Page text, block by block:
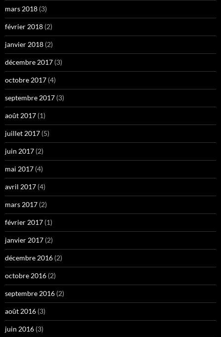
mars 2018 (3)
février 2018 (2)
janvier 2018 (2)
décembre 2017 (3)
octobre 2017 (4)
septembre 2017 (3)
août 2017 (1)
juillet 2017 (5)
juin 2017 (2)
mai 2017 (4)
avril 2017 (4)
mars 2017 (2)
février 2017 (1)
janvier 2017 (2)
décembre 2016 (2)
octobre 2016 (2)
septembre 2016 (2)
août 2016 (3)
juin 2016 (3)